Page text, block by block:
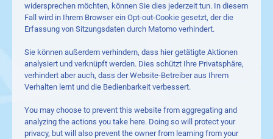
widersprechen möchten, können Sie dies jederzeit tun. In diesem
Fall wird in Ihrem Browser ein Opt-out-Cookie gesetzt, der die
Erfassung von Sitzungsdaten durch Matomo verhindert.
Sie können außerdem verhindern, dass hier getätigte Aktionen
analysiert und verknüpft werden. Dies schützt Ihre Privatsphäre,
verhindert aber auch, dass der Website-Betreiber aus Ihrem
Verhalten lernt und die Bedienbarkeit verbessert.
You may choose to prevent this website from aggregating and
analyzing the actions you take here. Doing so will protect your
privacy, but will also prevent the owner from learning from your